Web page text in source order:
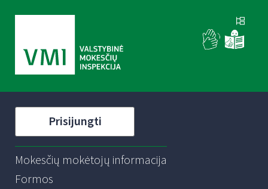
Prisijungti
Mokesčių mokėtojų informacija
Formos